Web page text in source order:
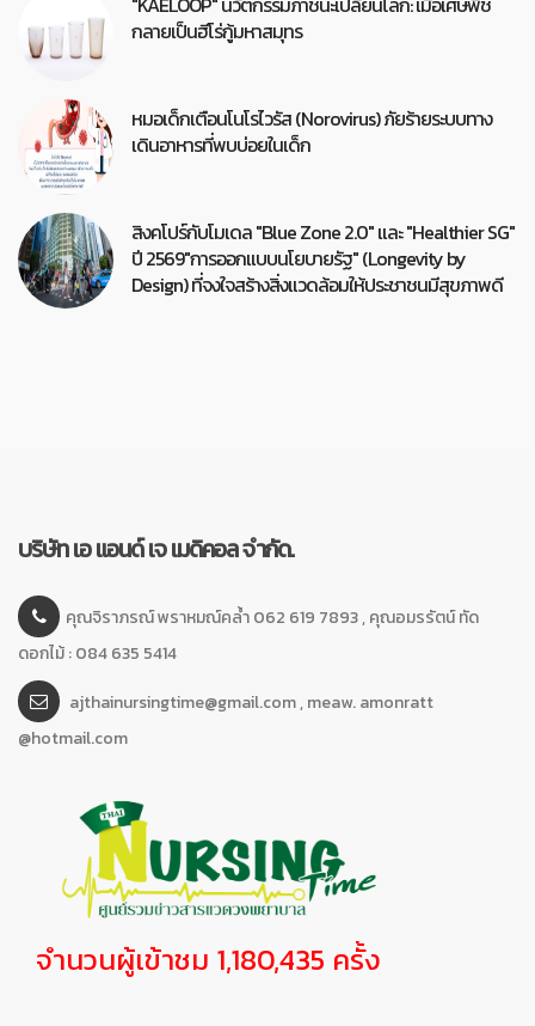
กลายเป็นฮีโร่กู้มหาสมุทร
หมอเด็กเตือนโนโรไวรัส (Norovirus) ภัยร้ายระบบทาง
เดินอาหารที่พบบ่อยในเด็ก
สิงคโปร์กับโมเดล "Blue Zone 2.0" และ "Healthier SG"
ปี 2569"การออกแบบนโยบายรัฐ" (Longevity by
Design) ที่จงใจสร้างสิ่งแวดล้อมให้ประชาชนมีสุขภาพดี
บริษัท เอ แอนด์ เจ เมดิคอล จำกัด.
คุณจิราภรณ์ พราหมณ์คล้ำ 062 619 7893 , คุณอมรรัตน์ ทัด
ดอกไม้ : 084 635 5414
ajthainursingtime@gmail.com , meaw. amonratt
@hotmail.com
จำนวนผู้เข้าชม 1,180,435 ครั้ง